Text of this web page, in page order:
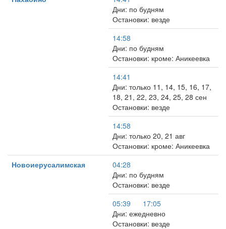
Дни: по будням
Остановки: везде
14:58
Дни: по будням
Остановки: кроме: Аникеевка
14:41
Дни: только 11, 14, 15, 16, 17,
18, 21, 22, 23, 24, 25, 28 сен
Остановки: везде
14:58
Дни: только 20, 21 авг
Остановки: кроме: Аникеевка
Новоиерусалимская
04:28
Дни: по будням
Остановки: везде
05:39
17:05
Дни: ежедневно
Остановки: везде